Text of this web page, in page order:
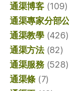
通渠博客(109)
通渠專家分部
通渠教學(426)
通渠方法(82)
通渠服務(528)
通渠條 (7)